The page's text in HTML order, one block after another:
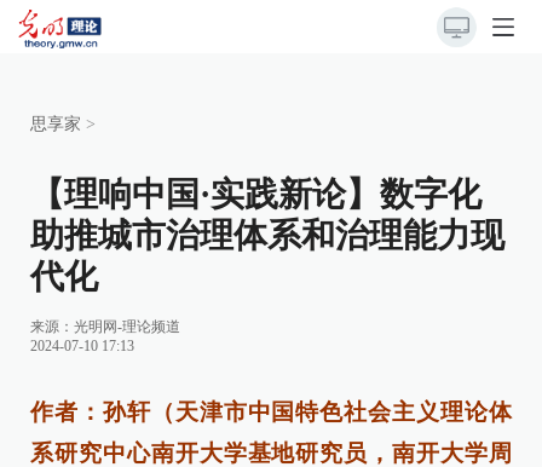
思享家 >
【理响中国·实践新论】数字化
助推城市治理体系和治理能力现
代化
来源： 光明网-理论频道
2024-07-10 17:13
作者：孙轩（天津市中国特色社会主义理论体
系研究中心南开大学基地研究员，南开大学周